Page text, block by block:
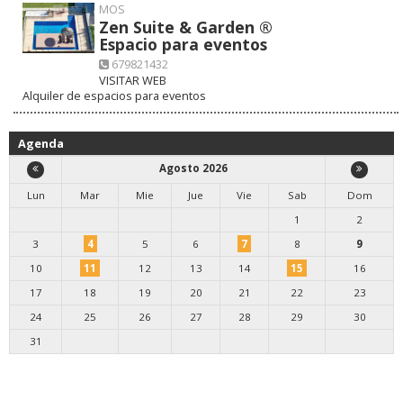
MOS
Zen Suite & Garden ®
Espacio para eventos
679821432
VISITAR WEB
Alquiler de espacios para eventos
Agenda
Agosto 2026
Lun
Mar Mie Jue Vie Sab
Dom
1
2
3
4 5 6 7 8
9
10
11 12 13 14 15
16
17
18 19 20 21 22
23
24
25 26 27 28 29
30
31